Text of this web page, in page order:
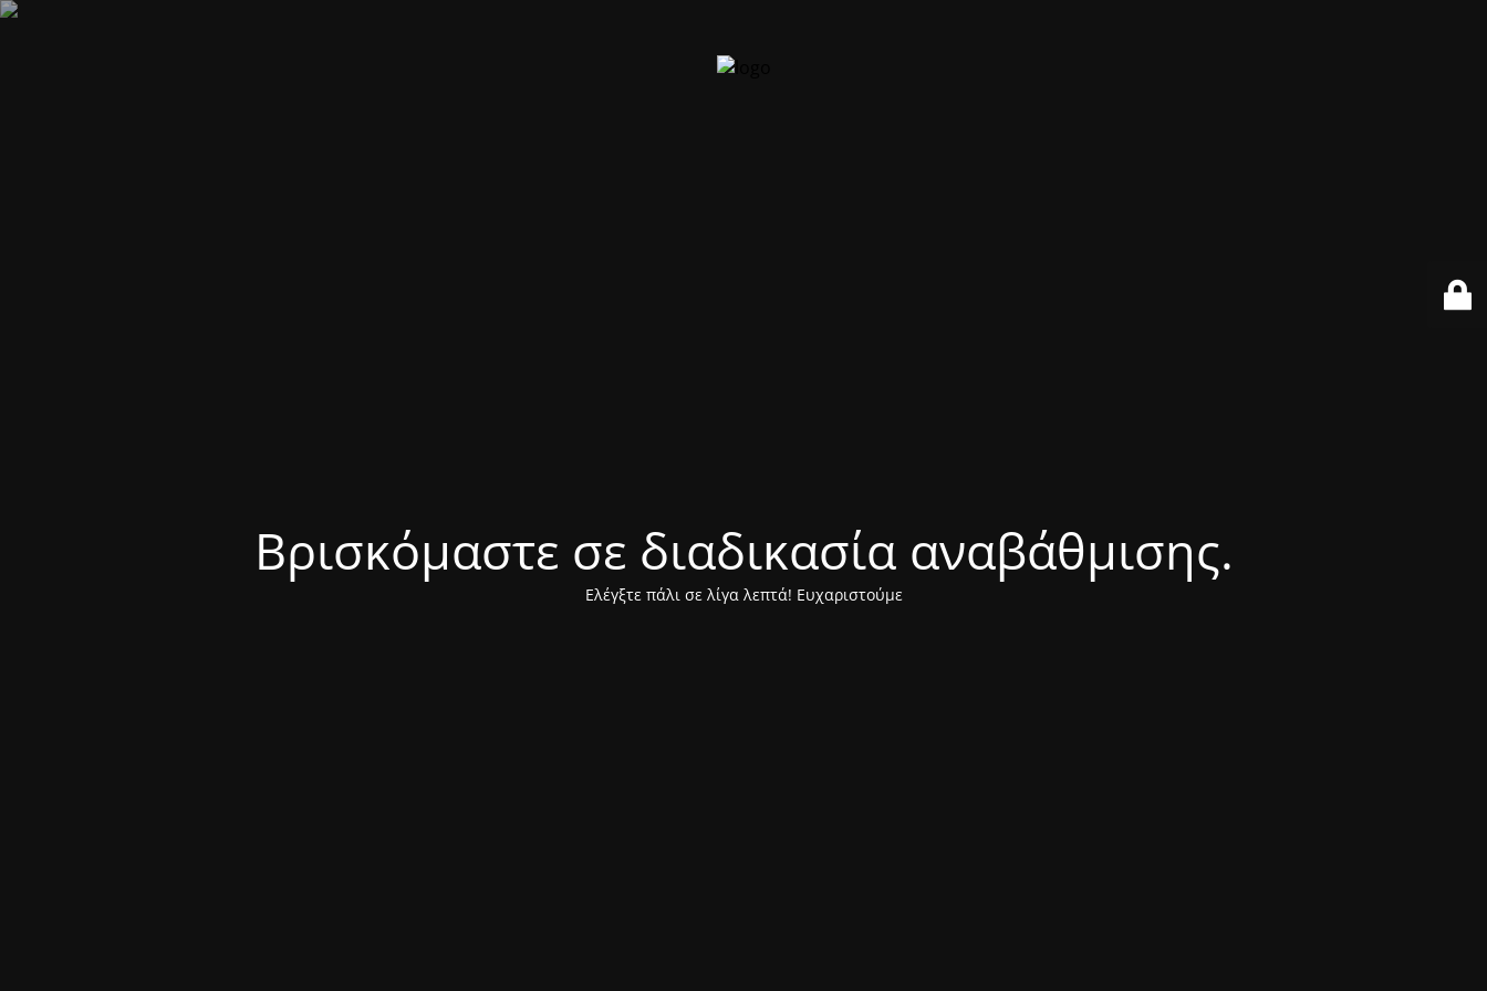
Βρισκόμαστε σε διαδικασία αναβάθμισης.
Ελέγξτε πάλι σε λίγα λεπτά! Ευχαριστούμε